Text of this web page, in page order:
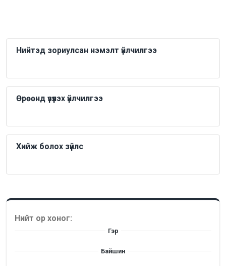
Нийтэд зориулсан нэмэлт үйлчилгээ
Өрөөнд үзүүлэх үйлчилгээ
Хийж болох зүйлс
Нийт ор хоног:
Гэр
Байшин